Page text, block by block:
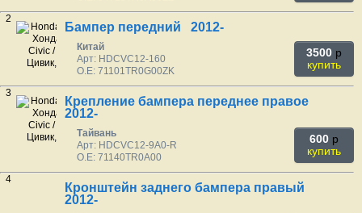
2
Бампер передний 2012-
Китай
Арт: HDCVC12-160
O.E: 71101TR0G00ZK
3500 p
купить
3
Крепление бампера переднее правое
2012-
Тайвань
Арт: HDCVC12-9A0-R
O.E: 71140TR0A00
600 p
купить
4
Кронштейн заднего бампера правый
2012-